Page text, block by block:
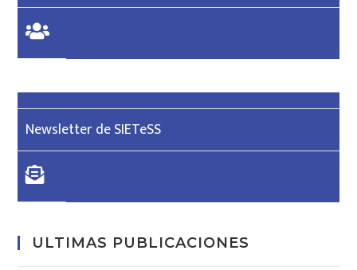
Newsletter de SIETeSS
ULTIMAS PUBLICACIONES